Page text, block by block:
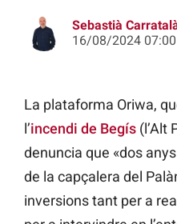
Sebastià
16/08/2024 07:00
La plataforma Oriwa,
l’incendi de Begís (l’Alt
denuncia que «dos
de la capçalera del
inversions tant per a